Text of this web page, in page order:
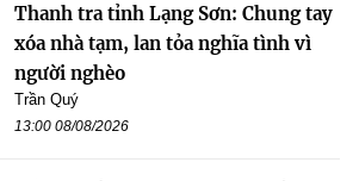
Thanh tra tỉnh Lạng Sơn: Chung tay
xóa nhà tạm, lan tỏa nghĩa tình vì
người nghèo
Trần Quý
13:00 08/08/2026